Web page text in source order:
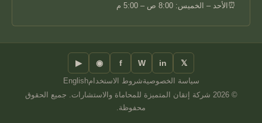
⏰ الأحد – الخميس: 8:00 ص – 5:00 م
𝕏
in
W
f
◉
▶
سياسة الخصوصيةشروط الاستخدامEnglish
© 2026 شركة إتقان المتميزة للمحاماة والاستشارات. جميع الحقوق
محفوظة.